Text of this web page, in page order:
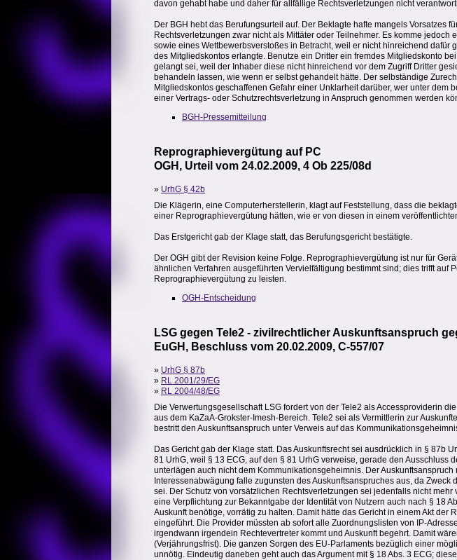
davon gehabt habe und daher für allfällige Rechtsverletzungen nicht
Der BGH hebt das Berufungsurteil auf. Der Beklagte hafte mangels Vorsatzes
Rechtsverletzungen zwar nicht als Mittäter oder Teilnehmer. Es komme
sowie eines Wettbewerbsverstoßes in Betracht, weil er nicht hinreichend
des Mitgliedskontos erlangte. Benutze ein Dritter ein fremdes Mitgliedskonto
gelangt sei, weil der Inhaber diese nicht hinreichend vor dem Zugriff Dritter
behandeln lassen, wie wenn er selbst gehandelt hätte. Der selbständige
Mitgliedskontos geschaffenen Gefahr einer Unklarheit darüber, wer unter
einer Vertrags- oder Schutzrechtsverletzung in Anspruch genommen werden
BGH-Pressemitteilung
Reprographievergütung auf PC
OGH, Urteil vom 24.02.2009, 4 Ob 225/08d
» UrhG § 42b
Die Klägerin, eine Computerherstellerin, klagt auf Feststellung, dass die
einer Reprographievergütung hätten, wie er von diesen in einem
Das Erstgericht gab der Klage statt, das Berufungsgericht bestätigte.
Der OGH gibt der Revision keine Folge. Reprographievergütung ist nur für
ähnlichen Verfahren ausgeführten Vervielfältigung bestimmt sind; dies trifft auf
Reprographievergütung zu leisten.
OGH-Entscheidung
LSG gegen Tele2 - zivilrechtlicher Auskunftsanspruch
EuGH, Beschluss vom 20.02.2009, C-557/07
» UrhG § 87b
» RL 2001/29/EG
» RL 2004/48/EG
Die Verwertungsgesellschaft LSG fordert von der Tele2 als Accessproviderin
aus dem KaZaA-Grokster-Imesh-Bereich. Tele2 sei als Vermittlerin zur
bestritt den Auskunftsanspruch unter Verweis auf das
Das Gericht gab der Klage statt. Das Auskunftsrecht sei ausdrücklich in § 87b
81 UrhG, weil § 13 ECG, auf den § 81 UrhG verweise, gerade den Ausschluss
unterlägen auch nicht dem Kommunikationsgeheimnis. Der
Interessenabwägung falle zugunsten des Auskunftsanspruches aus, da
sei. Der Schutz von vorsätzlichen Rechtsverletzungen sei jedenfalls nicht
eine Verpflichtung zur Bekanntgabe der Identität von Nutzern auch nach § 18
Auskunft benötige, vorrätig zu halten. Damit hätte das Gericht in einem Akt
eingeführt. Die Provider müssten ab sofort alle Zuordnungslisten von IP-
irgendwann irgendein Rechtevertreter kommt und Auskunft begehrt. Damit
(Verjährungsfrist). Die ganzen Sorgen des EU-Parlaments bezüglich einer
unnötig. Eindeutig daneben geht auch das Argument mit § 18 Abs. 3 ECG;